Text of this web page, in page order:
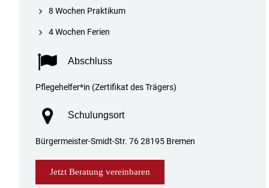
8 Wochen Praktikum
4 Wochen Ferien
Abschluss
Pflegehelfer*in (Zertifikat des Trägers)
Schulungsort
Bürgermeister-Smidt-Str. 76 28195 Bremen
Jetzt Beratung vereinbaren